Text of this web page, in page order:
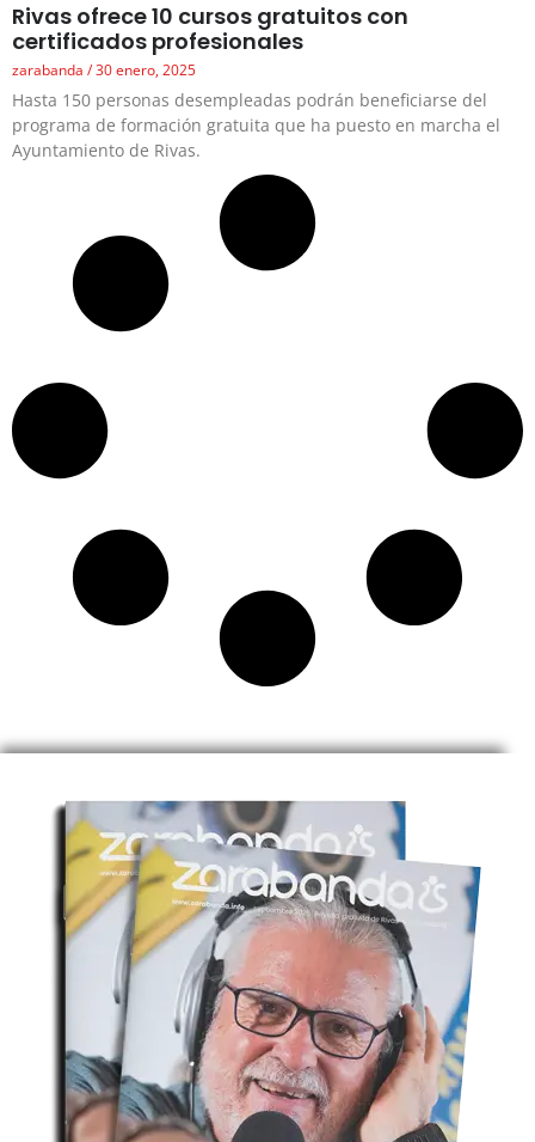
Rivas ofrece 10 cursos gratuitos con
certificados profesionales
zarabanda 30 enero, 2025
Hasta 150 personas desempleadas podrán beneficiarse del
programa de formación gratuita que ha puesto en marcha el
Ayuntamiento de Rivas.